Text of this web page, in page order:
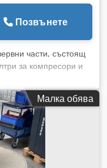
Позвънете
части, състоящ
за компресори и
MATTEI и BEKO. По
отделни резервни
да бъдатМалка обява